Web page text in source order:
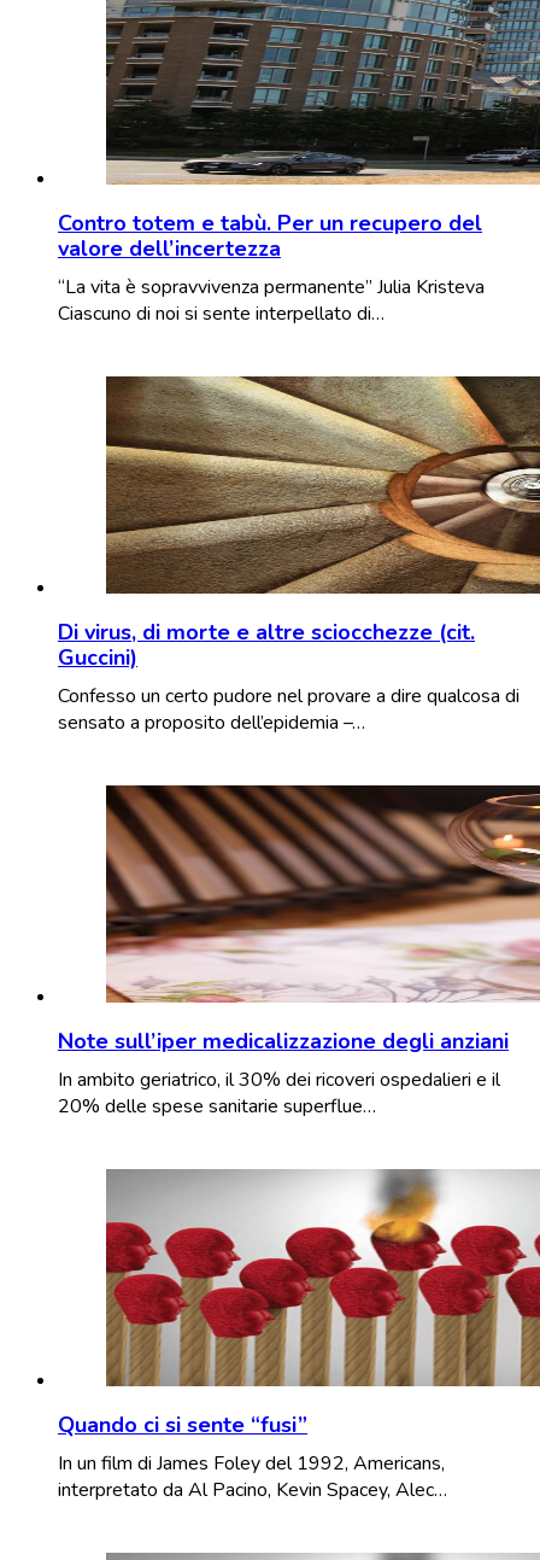
Contro totem e tabù. Per un recupero del
valore dell’incertezza
“La vita è sopravvivenza permanente” Julia Kristeva
Ciascuno di noi si sente interpellato di…
Di virus, di morte e altre sciocchezze (cit.
Guccini)
Confesso un certo pudore nel provare a dire qualcosa di
sensato a proposito dell’epidemia –…
Note sull’iper medicalizzazione degli anziani
In ambito geriatrico, il 30% dei ricoveri ospedalieri e il
20% delle spese sanitarie superflue…
Quando ci si sente “fusi”
In un film di James Foley del 1992, Americans,
interpretato da Al Pacino, Kevin Spacey, Alec…